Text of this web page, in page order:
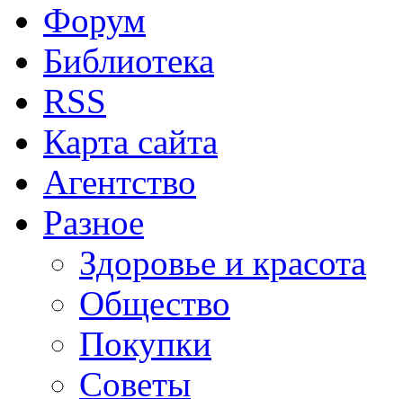
Форум
Библиотека
RSS
Карта сайта
Агентство
Разное
Здоровье и красота
Общество
Покупки
Советы